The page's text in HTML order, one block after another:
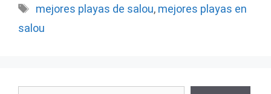
Etiquetas
mejores playas de salou, mejores playas en
salou